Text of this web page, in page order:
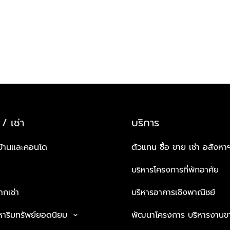
เช่า
นและคอนโด
เช่า
าริมทรัพย์ยอดนิยม
keyboard_arrow_down
บริการ
ตัวแทน ซื้อ ขาย เช่า อสังหา
บริหารโครงการที่พักอาศัย
บริหารอาคารเชิงพาณิชย์
พัฒนาโครงการ บริหารงานข